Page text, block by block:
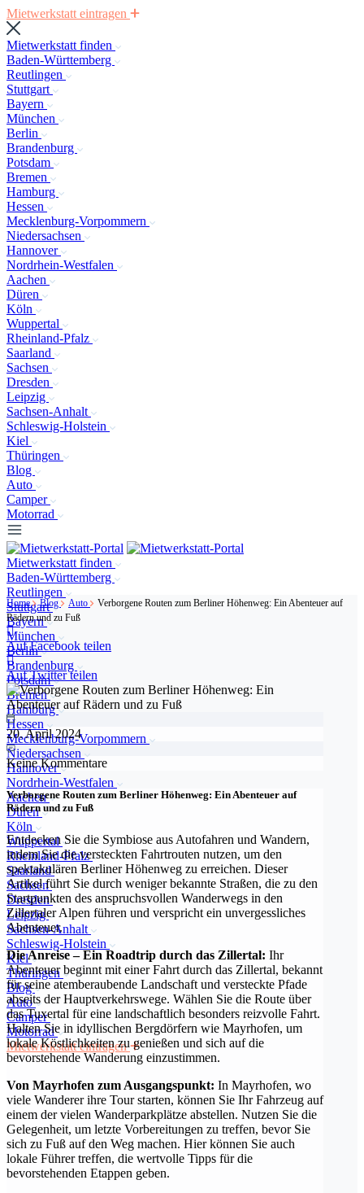
Mietwerkstatt eintragen
Mietwerkstatt finden
Baden-Württemberg
Reutlingen
Stuttgart
Bayern
München
Berlin
Brandenburg
Potsdam
Bremen
Hamburg
Hessen
Mecklenburg-Vorpommern
Niedersachsen
Hannover
Nordrhein-Westfalen
Aachen
Düren
Köln
Wuppertal
Rheinland-Pfalz
Saarland
Sachsen
Dresden
Leipzig
Sachsen-Anhalt
Schleswig-Holstein
Kiel
Thüringen
Blog
Auto
Camper
Motorrad
Mietwerkstatt finden
Baden-Württemberg
Reutlingen
Stuttgart
Bayern
München
Berlin
Brandenburg
Potsdam
Bremen
Hamburg
Hessen
Mecklenburg-Vorpommern
Niedersachsen
Hannover
Nordrhein-Westfalen
Aachen
Düren
Köln
Wuppertal
Rheinland-Pfalz
Saarland
Sachsen
Dresden
Leipzig
Sachsen-Anhalt
Schleswig-Holstein
Kiel
Thüringen
Blog
Auto
Camper
Motorrad
Mietwerkstatt eintragen
Home Blog Auto
Verborgene Routen zum Berliner Höhenweg: Ein Abenteuer auf
Rädern und zu Fuß
Auf Facebook teilen
Auf Twitter teilen
20. April 2024
Keine Kommentare
Verborgene Routen zum Berliner Höhenweg: Ein Abenteuer auf
Rädern und zu Fuß
Entdecken Sie die Symbiose aus Autofahren und Wandern,
indem Sie die versteckten Fahrtrouten nutzen, um den
spektakulären Berliner Höhenweg zu erreichen. Dieser
Artikel führt Sie durch weniger bekannte Straßen, die zu den
Startpunkten des anspruchsvollen Wanderwegs in den
Zillertaler Alpen führen und verspricht ein unvergessliches
Abenteuer.
Die Anreise – Ein Roadtrip durch das Zillertal: Ihr
Abenteuer beginnt mit einer Fahrt durch das Zillertal, bekannt
für seine atemberaubende Landschaft und versteckte Pfade
abseits der Hauptverkehrswege. Wählen Sie die Route über
das Tuxertal für eine landschaftlich besonders reizvolle Fahrt.
Halten Sie in idyllischen Bergdörfern wie Mayrhofen, um
lokale Köstlichkeiten zu genießen und sich auf die
bevorstehende Wanderung einzustimmen.
Von Mayrhofen zum Ausgangspunkt: In Mayrhofen, wo
viele Wanderer ihre Tour starten, können Sie Ihr Fahrzeug auf
einem der vielen Wanderparkplätze abstellen. Nutzen Sie die
Gelegenheit, um letzte Vorbereitungen zu treffen, bevor Sie
sich zu Fuß auf den Weg machen. Hier können Sie auch
lokale Führer treffen, die wertvolle Tipps für die
bevorstehenden Etappen geben.